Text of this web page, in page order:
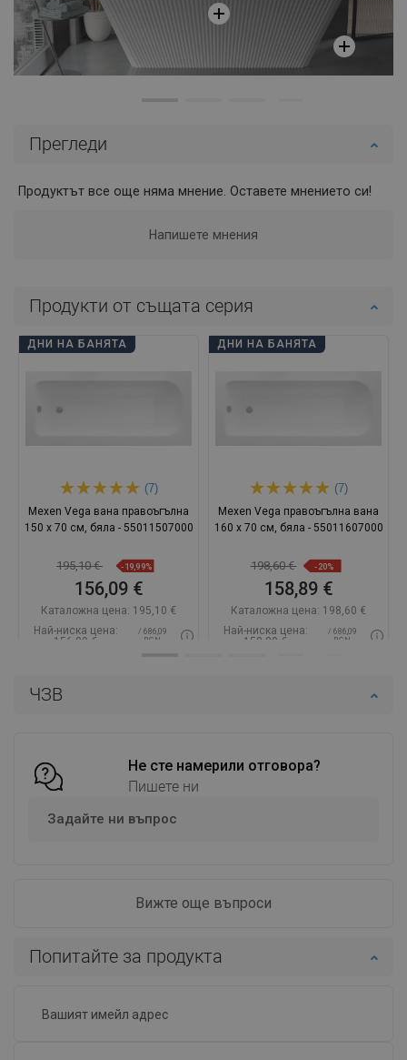
ЧЗВ
Не сте намерили отговора?
Пишете ни
Задайте ни въпрос
Вижте още въпроси
Прегледи
Продуктът все още няма мнение. Оставете мнението си!
Напишете мнения
Попитайте за продукта
Продукти от същата серия
ДНИ НА БАНЯТА
(7)
Mexen Vega вана правоъгълна
150 x 70 см, бяла - 55011507000
195,10 € -19,99%
156,09 €
Каталожна цена: 195,10 €
Най-ниска цена:
156,09 €
/ 686,09
BGN
Добави в количката
ДНИ НА БАНЯТА
(7)
Mexen Vega правоъгълна вана
160 x 70 см, бяла - 55011607000
198,60 € -20%
158,89 €
Каталожна цена: 198,60 €
Най-ниска цена:
158,89 €
/ 686,09
BGN
Добави в количката